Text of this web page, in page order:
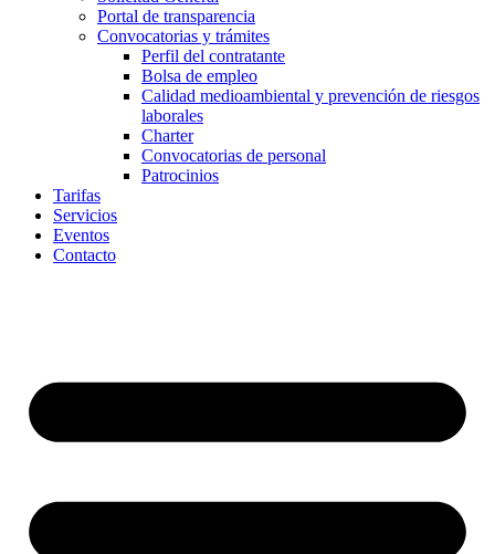
Portal de transparencia
Convocatorias y trámites
Perfil del contratante
Bolsa de empleo
Calidad medioambiental y prevención de riesgos
laborales
Charter
Convocatorias de personal
Patrocinios
Tarifas
Servicios
Eventos
Contacto